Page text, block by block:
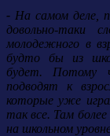
- На самом деле,
довольно-таки
молодежного в
будто бы из
будет.
Потому
подводят к
которые уже
так все. Там
на школьном